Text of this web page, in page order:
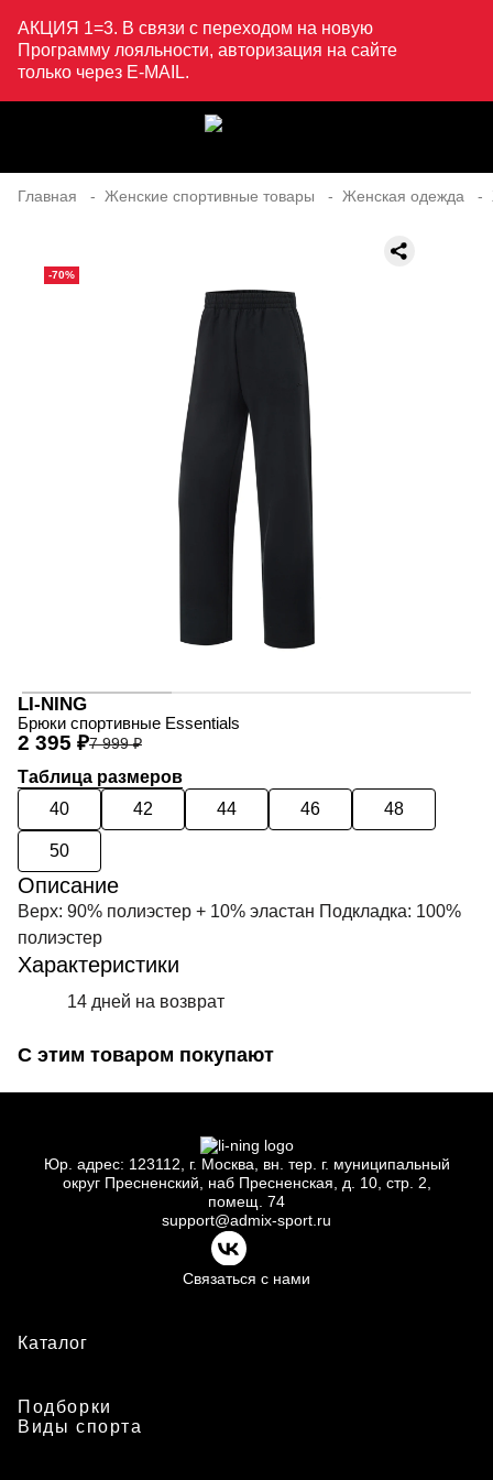
АКЦИЯ 1=3. В связи с переходом на новую
Программу лояльности, авторизация на сайте
только через E-MAIL.
Главная Женские спортивные товары Женская одежда
-70%
LI-NING
Брюки спортивные Essentials
7 999 ₽
2 395 ₽
Таблица размеров
40
42 44 46 48
50
Описание
Верх: 90% полиэстер + 10% эластан Подкладка: 100%
полиэстер
Характеристики
14 дней на возврат
С этим товаром покупают
Юр. адрес: 123112, г. Москва, вн. тер. г. муниципальный
округ Пресненский, наб Пресненская, д. 10, стр. 2,
помещ. 74
support@admix-sport.ru
Связаться с нами
Каталог
Подборки
Виды спорта